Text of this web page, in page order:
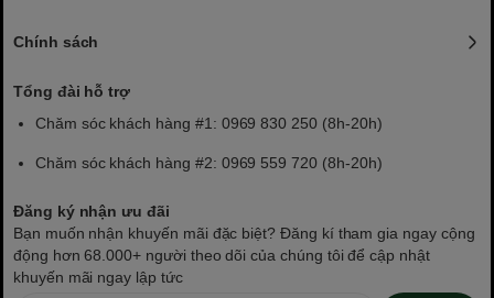
Chính sách
Tổng đài hỗ trợ
Chăm sóc khách hàng #1: 0969 830 250 (8h-20h)
Chăm sóc khách hàng #2: 0969 559 720 (8h-20h)
Đăng ký nhận ưu đãi
Bạn muốn nhận khuyến mãi đặc biệt? Đăng kí tham gia ngay cộng
động hơn 68.000+ người theo dõi của chúng tôi để cập nhật
khuyến mãi ngay lập tức